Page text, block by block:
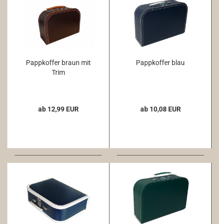
Pappkoffer braun mit
Trim
ab 12,99 EUR
Pappkoffer blau
ab 10,08 EUR